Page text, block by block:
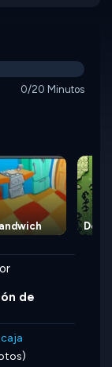
0/20 Minutos
de